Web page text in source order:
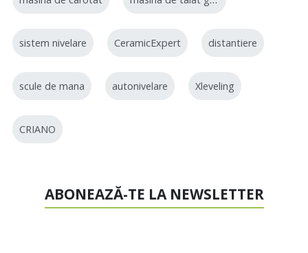
sistem nivelare CeramicExpert distantiere
scule de mana autonivelare Xleveling
CRIANO
ABONEAZĂ-TE LA NEWSLETTER